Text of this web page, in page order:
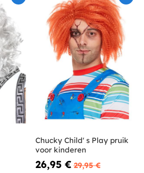
Chucky Child' s Play pruik
voor kinderen
26,95 € 29,95 €